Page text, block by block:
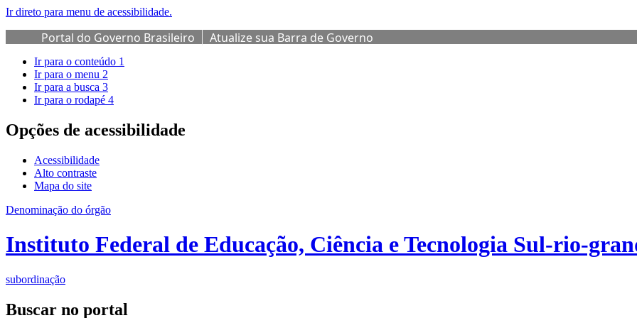
Ir direto para menu de acessibilidade.
Portal do Governo Brasileiro Atualize sua Barra de Governo
Ir para o conteúdo 1
Ir para o menu 2
Ir para a busca 3
Ir para o rodapé 4
Opções de acessibilidade
Acessibilidade
Alto contraste
Mapa do site
Denominação do órgão
Instituto Federal de Educação, Ciência e Tecnologia Sul-rio-
subordinação
Buscar no portal